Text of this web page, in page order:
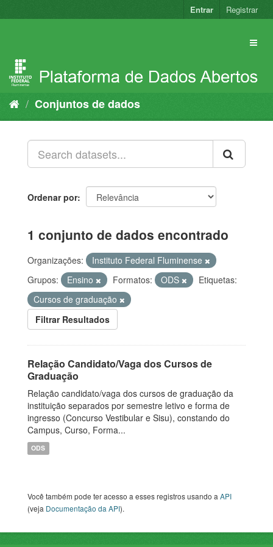
para
Entrar Registrar
Conjuntos de dados
Ordenar por
1 conjunto de dados encontrado
Organizações:
Instituto Federal Fluminense
Grupos:
Ensino Formatos: ODS
Etiquetas:
Cursos de graduação
Filtrar Resultados
Relação Candidato/Vaga dos Cursos de
Graduação
Relação candidato/vaga dos cursos de graduação da
instituição separados por semestre letivo e forma de
ingresso (Concurso Vestibular e Sisu), constando do
Campus, Curso, Forma...
ODS
Você também pode ter acesso a esses registros usando aAPI
(veja Documentação da API).